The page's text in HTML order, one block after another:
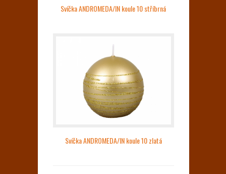
Svíčka ANDROMEDA/IN koule 10 stříbrná
Svíčka ANDROMEDA/IN koule 10 zlatá